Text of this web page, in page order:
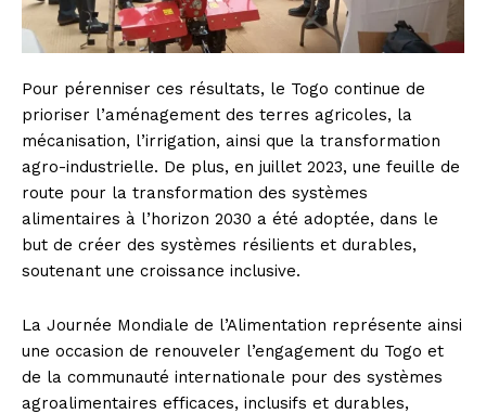
Pour pérenniser ces résultats, le Togo continue de
prioriser l’aménagement des terres agricoles, la
mécanisation, l’irrigation, ainsi que la transformation
agro-industrielle. De plus, en juillet 2023, une feuille de
route pour la transformation des systèmes
alimentaires à l’horizon 2030 a été adoptée, dans le
but de créer des systèmes résilients et durables,
soutenant une croissance inclusive.
La Journée Mondiale de l’Alimentation représente ainsi
une occasion de renouveler l’engagement du Togo et
de la communauté internationale pour des systèmes
agroalimentaires efficaces, inclusifs et durables,